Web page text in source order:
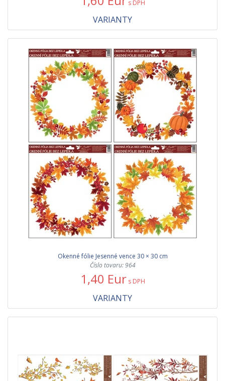
s DPH
VARIANTY
Okenné fólie Jesenné vence 30 × 30 cm
Číslo tovaru: 964
1,40 Eur s DPH
VARIANTY